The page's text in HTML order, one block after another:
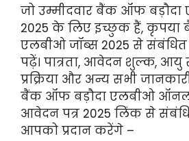
जो उम्मीदवार बैंक ऑफ बड़ौदा
2025 के लिए इच्छुक हैं, कृपया
एलबीओ जॉब्स 2025 से संबंधित
पढ़ें। पात्रता, आवेदन शुल्क, आयु
प्रक्रिया और अन्य सभी
बैंक ऑफ बड़ौदा एलबीओ
आवेदन पत्र 2025 लिंक से
आपको प्रदान करेंगे –